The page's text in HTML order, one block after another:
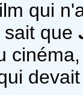
qui
que
devait